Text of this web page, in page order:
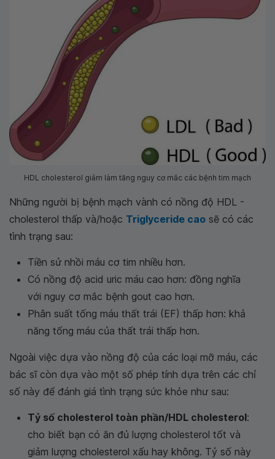
HDL cholesterol giảm làm tăng nguy cơ mắc các bệnh tim mạch
Những người bị bệnh mạch vành có nồng độ HDL -
cholesterol thấp và/hoặc Triglyceride cao sẽ có các
tình trạng sau:
Tiền sử nhồi máu cơ tim nhiều hơn.
Có nồng độ acid uric máu cao hơn: đồng nghĩa
với nguy cơ mắc bệnh gout cao hơn.
Phân suất tống máu thất trái (EF) thấp hơn: khả
năng tống máu của thất trái thấp hơn.
Ngoài việc dựa vào nồng độ của các loại mỡ máu, các
bác sĩ còn dựa vào một số phép tính dựa trên các chỉ
số này để đánh giá tình trạng sức khỏe như sau:
Tỷ số cholesterol toàn phần/HDL cholesterol:
cho biết bạn có ăn đủ lượng cholesterol tốt và
giảm lượng cholesterol xấu hay không. Tỷ số này